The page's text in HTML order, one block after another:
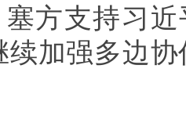
方支持习
续加强多边